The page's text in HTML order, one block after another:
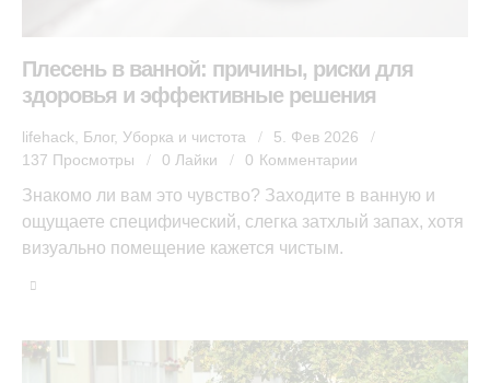
Плесень в ванной: причины, риски для
здоровья и эффективные решения
lifehack, Блог, Уборка и чистота
5. Фев 2026
137 Просмотры 0 Лайки 0 Комментарии
Знакомо ли вам это чувство? Заходите в ванную и
ощущаете специфический, слегка затхлый запах, хотя
визуально помещение кажется чистым.